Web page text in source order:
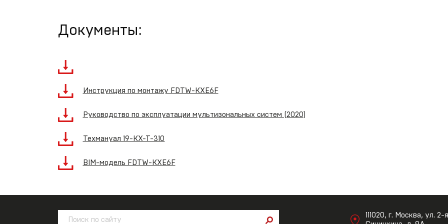
Документы:
Инструкция по монтажу FDTW-KXE6F
Руководство по эксплуатации мультизональных систем (2020)
Техмануал 19-KX-T-310
BIM-модель FDTW-KXE6F
111020, г. Москва, ул. 2-я